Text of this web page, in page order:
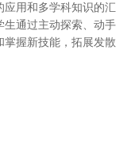
应用和多学科知识的汇
生通过主动探索、动手
掌握新技能，拓展发散